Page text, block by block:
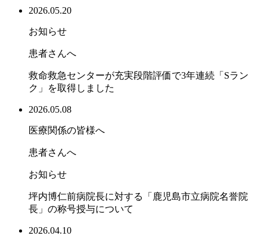
2026.05.20
お知らせ
患者さんへ
救命救急センターが充実段階評価で3年連続「Sラン
ク」を取得しました
2026.05.08
医療関係の皆様へ
患者さんへ
お知らせ
坪内博仁前病院長に対する「鹿児島市立病院名誉院
長」の称号授与について
2026.04.10